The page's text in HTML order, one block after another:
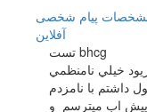
پیام شخصی
آفلاين
تست bhcg
كه پريود خيلي نامنظمي
بدون دخول داشتم با نامزدم
پيش اب ميترسم و